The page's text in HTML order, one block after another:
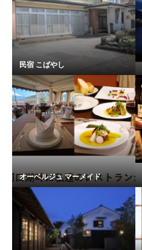
民宿 こばやし
オーベルジュ マーメイド